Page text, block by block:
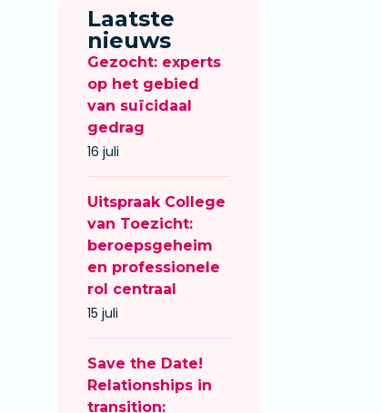
Laatste
nieuws
Gezocht: experts
op het gebied
van suïcidaal
gedrag
16 juli
Uitspraak College
van Toezicht:
beroepsgeheim
en professionele
rol centraal
15 juli
Save the Date!
Relationships in
transition: